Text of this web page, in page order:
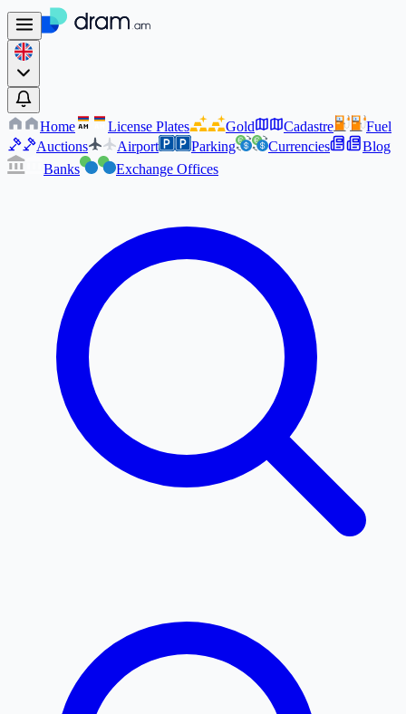
Home AM License Plates Gold Cadastre
Fuel
Auctions
Airport Parking Currencies
Blog
Banks
Exchange Offices